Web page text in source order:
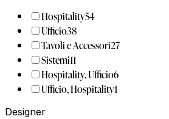
Hospitality54
Ufficio38
Tavoli e Accessori27
Sistemi11
Hospitality, Ufficio6
Ufficio, Hospitality1
Designer